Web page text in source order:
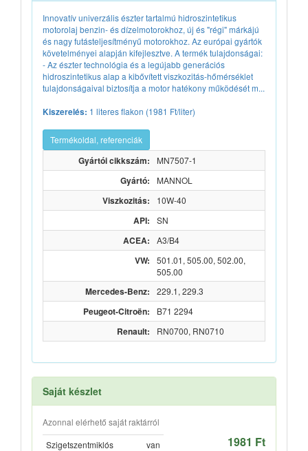
Innovatív univerzális észter tartalmú hidroszintetikus
motorolaj benzin- és dízelmotorokhoz, új és "régi" márkájú
és nagy futásteljesítményű motorokhoz. Az európai gyártók
követelményei alapján kifejlesztve. A termék tulajdonságai:
- Az észter technológia és a legújabb generációs
hidroszintetikus alap a kibővített viszkozitás-hőmérséklet
tulajdonságaival biztosítja a motor hatékony működését m...
Kiszerelés: 1 literes flakon (1981 Ft/liter)
Termékoldal, referenciák
Gyártói cikkszám: MN7507-1
Gyártó: MANNOL
Viszkozitás: 10W-40
API: SN
ACEA: A3/B4
VW:
501.01, 505.00, 502.00,
505.00
Mercedes-Benz: 229.1, 229.3
Peugeot-Citroën: B71 2294
Renault: RN0700, RN0710
Saját készlet
Azonnal elérhető saját raktárról
Szigetszentmiklós
van
1981 Ft